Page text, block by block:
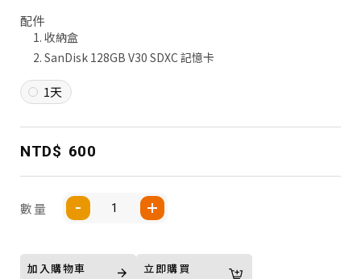
配件
收納盒
SanDisk 128GB V30 SDXC 記憶卡
1天
NTD$ 600
數量
加入購物車 立即購買